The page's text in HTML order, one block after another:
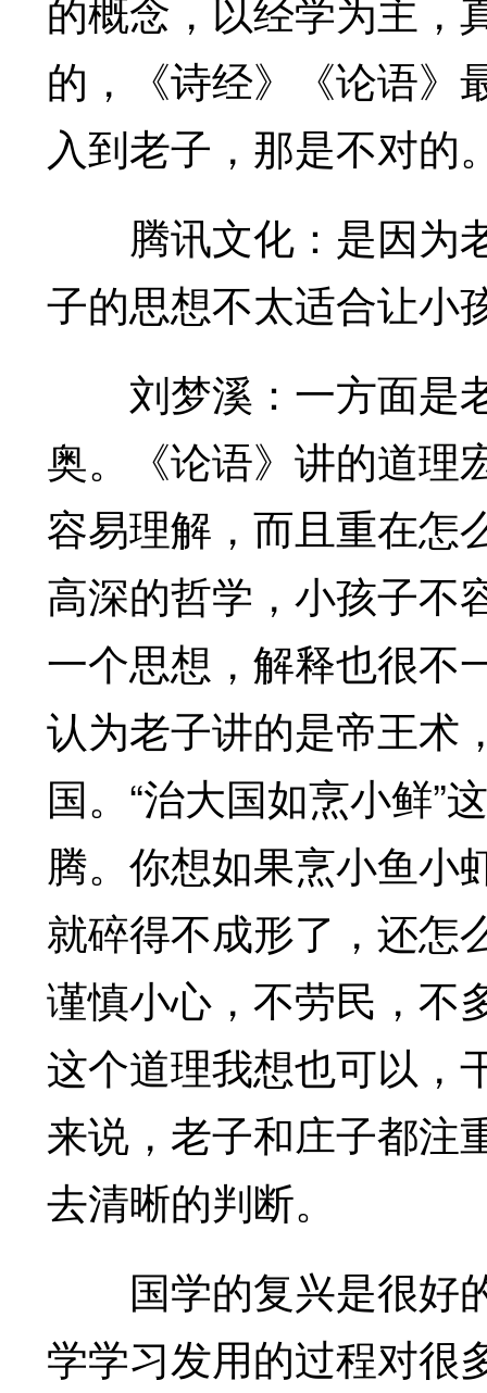
的，《诗经》《论语》
入到老子，那是不对的
腾讯文化：是因为
子的思想不太适合让小
刘梦溪：一方面是
奥。《论语》讲的道理
容易理解，而且重在怎
高深的哲学，小孩子不
一个思想，解释也很不
认为老子讲的是帝王术
国。“治大国如烹小鲜”
腾。你想如果烹小鱼小
就碎得不成形了，还怎
谨慎小心，不劳民，不
这个道理我想也可以，
来说，老子和庄子都注
去清晰的判断。
国学的复兴是很好
学学习发用的过程对很